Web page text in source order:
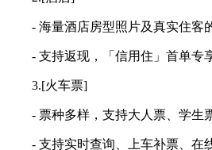
- 海量酒店房型照片及真实住客的
- 支持返现，「信用住」首单专享
3.[火车票]
- 票种多样，支持大人票、学生票
- 支持实时查询、上车补票、在线